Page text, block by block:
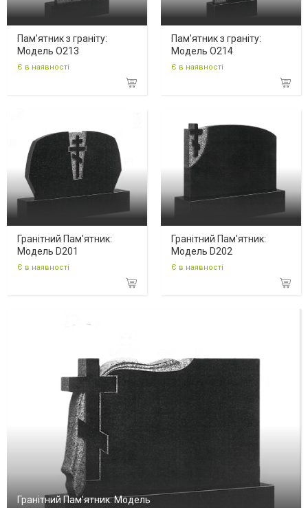
Пам'ятник з граніту:
Модель O213
Є в наявності
Пам'ятник з граніту:
Модель O214
Є в наявності
Гранітний Пам'ятник:
Модель D201
Є в наявності
Гранітний Пам'ятник:
Модель D202
Є в наявності
Гранітний Пам'ятник: Модель